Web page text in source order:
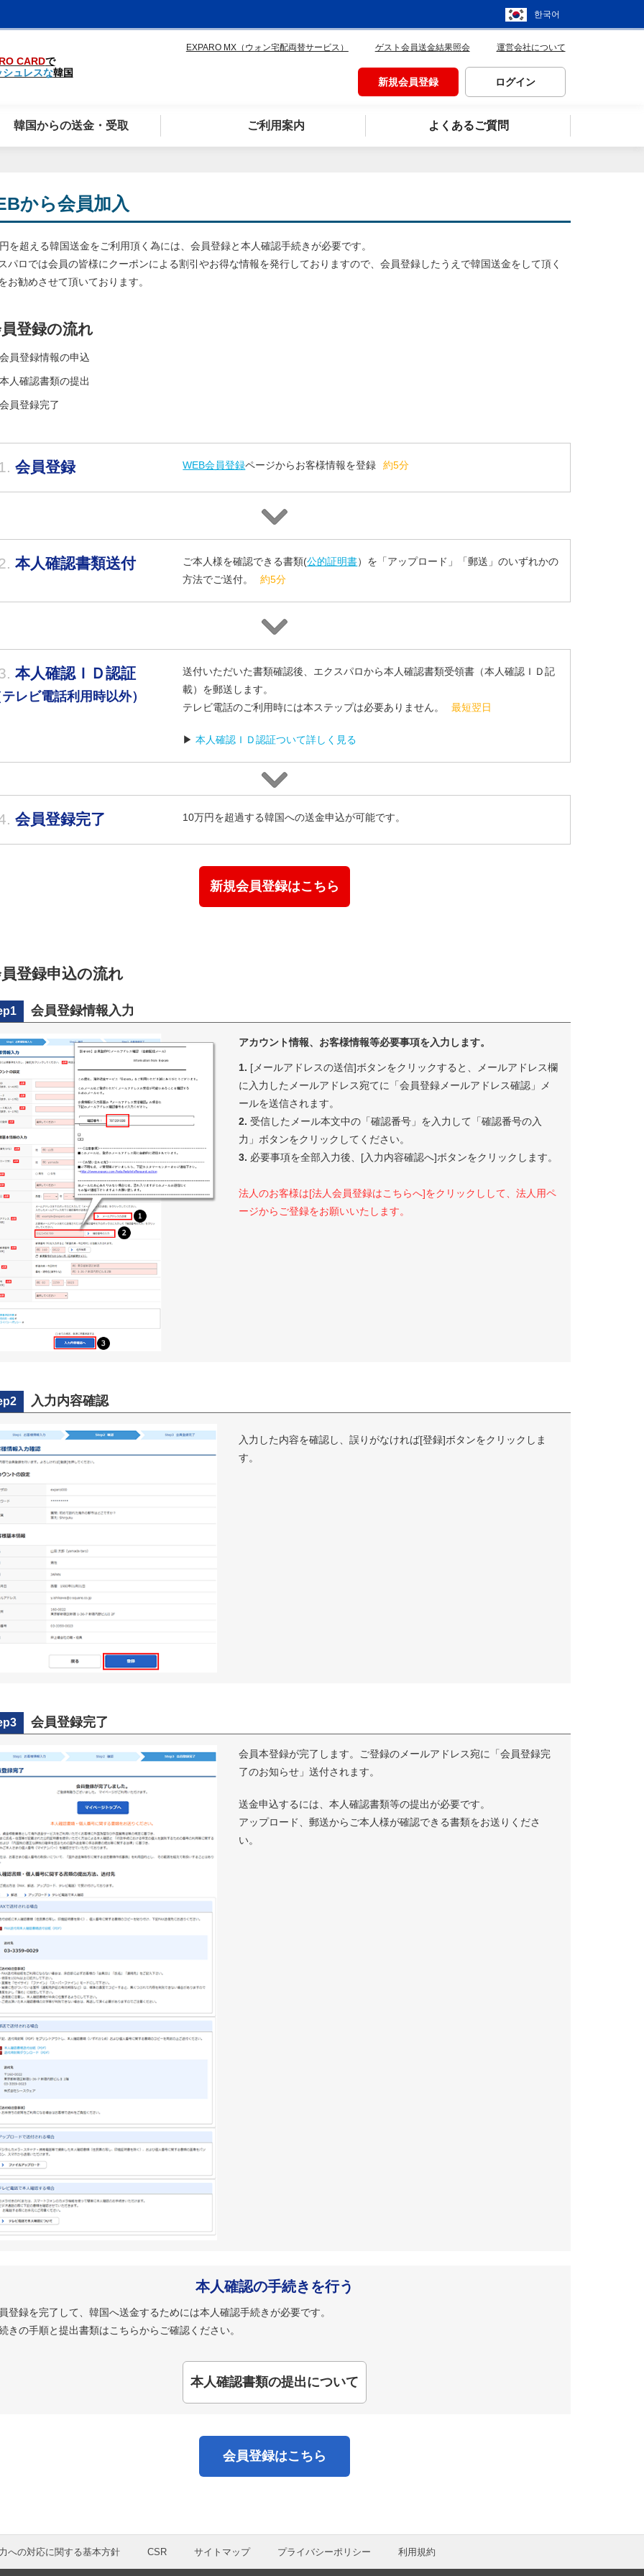
한국어
CARDで
シュレスな韓国
EXPARO MX（ウォン宅配両替サービス） ゲスト会員送金結果照会 運営会社について
新規会員登録 ログイン
韓国からの送金・受取 ご利用案内 よくあるご質問
から会員加入
を超える韓国送金をご利用頂く為には、会員登録と本人確認手続きが必要です。
パロでは会員の皆様にクーポンによる割引やお得な情報を発行しておりますので、会員登録したうえで韓国送金をして頂く
お勧めさせて頂いております。
登録の流れ
会員登録情報の申込
本人確認書類の提出
会員登録完了
会員登録 WEB会員登録ページからお客様情報を登録 約5分
本人確認書類送付 ご本人様を確認できる書類(公的証明書）を「アップロード」「郵送」のいずれかの
方法でご送付。
約5分
本人確認ＩＤ認証
レビ電話利用時以外）
送付いただいた書類確認後、エクスパロから本人確認書類受領書（本人確認ＩＤ記
載）を郵送します。
テレビ電話のご利用時には本ステップは必要ありません。
最短翌日
▶本人確認ＩＤ認証ついて詳しく見る
会員登録完了 10万円を超過する韓国への送金申込が可能です。
新規会員登録はこちら
登録申込の流れ
会員登録情報入力
アカウント情報、お客様情報等必要事項を入力します。
1. [メールアドレスの送信]ボタンをクリックすると、メールアドレス欄
に入力したメールアドレス宛てに「会員登録メールアドレス確認」メ
ールを送信されます。
2. 受信したメール本文中の「確認番号」を入力して「確認番号の入
力」ボタンをクリックしてください。
3. 必要事項を全部入力後、[入力内容確認へ]ボタンをクリックします。
法人のお客様は[法人会員登録はこちらへ]をクリックしして、法人用ペ
ージからご登録をお願いいたします。
入力内容確認
入力した内容を確認し、誤りがなければ[登録]ボタンをクリックしま
す。
会員登録完了
会員本登録が完了します。ご登録のメールアドレス宛に「会員登録完
了のお知らせ」送付されます。
送金申込するには、本人確認書類等の提出が必要です。
アップロード、郵送からご本人様が確認できる書類をお送りくださ
い。
本人確認の手続きを行う
登録を完了して、韓国へ送金するためには本人確認手続きが必要です。
きの手順と提出書類はこちらからご確認ください。
本人確認書類の提出について
会員登録はこちら
への対応に関する基本方針 CSR サイトマップ プライバシーポリシー 利用規約